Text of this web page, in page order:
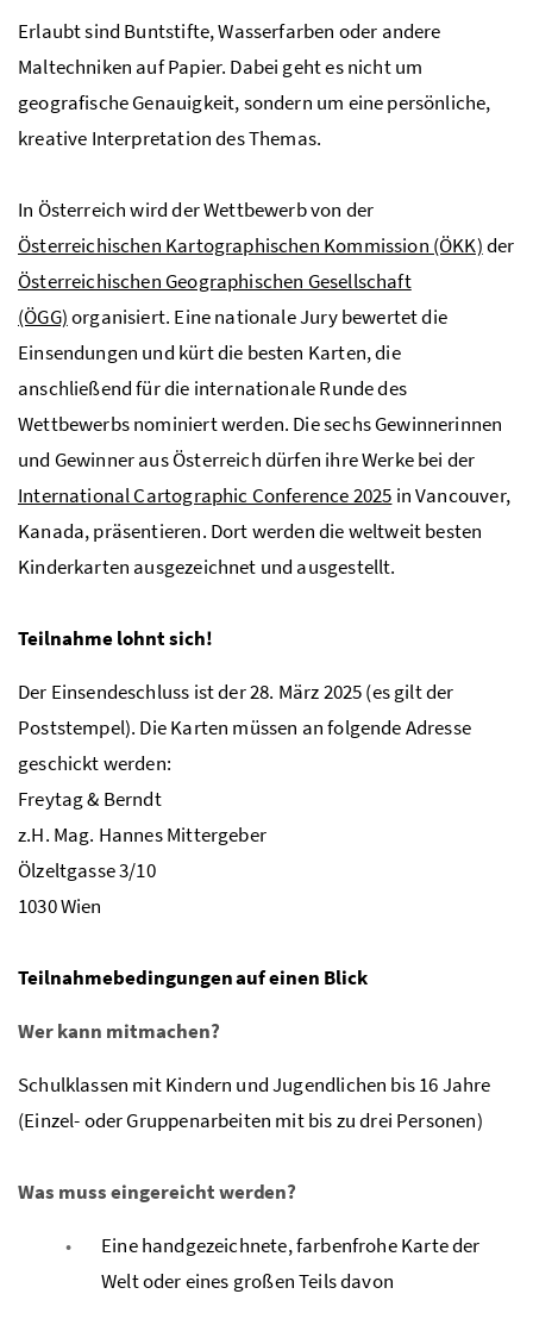
Erlaubt sind Buntstifte, Wasserfarben oder andere
Maltechniken auf Papier. Dabei geht es nicht um
geografische Genauigkeit, sondern um eine persönliche,
kreative Interpretation des Themas.
In Österreich wird der Wettbewerb von der
Österreichischen Kartographischen Kommission (ÖKK)der
Österreichischen Geographischen Gesellschaft
(ÖGG)organisiert. Eine nationale Jury bewertet die
Einsendungen und kürt die besten Karten, die
anschließend für die internationale Runde des
Wettbewerbs nominiert werden. Die sechs Gewinnerinnen
und Gewinner aus Österreich dürfen ihre Werke bei der
International Cartographic Conference 2025 in Vancouver,
Kanada, präsentieren. Dort werden die weltweit besten
Kinderkarten ausgezeichnet und ausgestellt.
Teilnahme lohnt sich!
Der Einsendeschluss ist der 28. März 2025 (es gilt der
Poststempel). Die Karten müssen an folgende Adresse
geschickt werden:
Freytag & Berndt
z.H. Mag. Hannes Mittergeber
Ölzeltgasse 3/10
1030 Wien
Teilnahmebedingungen auf einen Blick
Wer kann mitmachen?
Schulklassen mit Kindern und Jugendlichen bis 16 Jahre
(Einzel- oder Gruppenarbeiten mit bis zu drei Personen)
Was muss eingereicht werden?
Eine handgezeichnete, farbenfrohe Karte der
Welt oder eines großen Teils davon